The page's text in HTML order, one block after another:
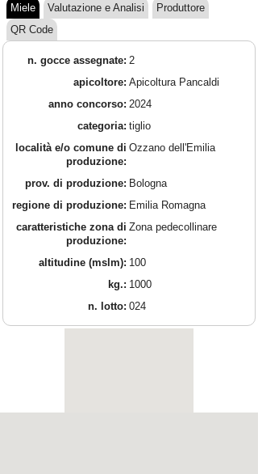
Miele Valutazione e Analisi
Produttore
QR Code
n. gocce assegnate: 2
apicoltore: Apicoltura Pancaldi
anno concorso: 2024
categoria: tiglio
località e/o comune di
produzione:
Ozzano dell'Emilia
prov. di produzione: Bologna
regione di produzione: Emilia Romagna
caratteristiche zona di
produzione:
Zona pedecollinare
altitudine (mslm): 100
kg.: 1000
n. lotto: 024